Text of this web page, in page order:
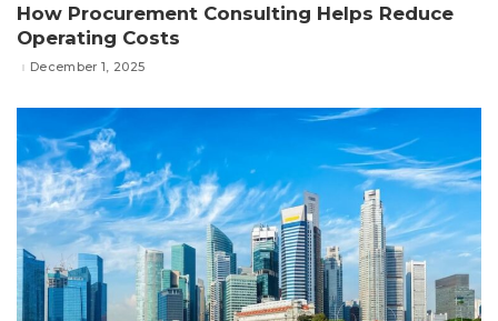
How Procurement Consulting Helps Reduce
Operating Costs
December 1, 2025